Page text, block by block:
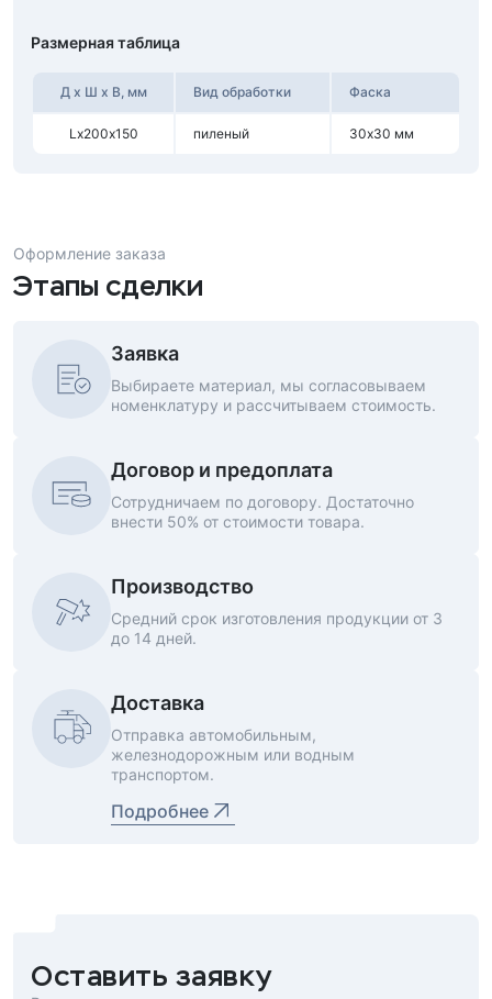
Размерная таблица
Д х Ш х В, мм Вид обработки Фаска
Lх200х150 пиленый 30х30 мм
Оформление заказа
Этапы сделки
Заявка
Выбираете материал, мы согласовываем
номенклатуру и рассчитываем стоимость.
Договор и предоплата
Сотрудничаем по договору. Достаточно
внести 50% от стоимости товара.
Производство
Средний срок изготовления продукции от 3
до 14 дней.
Доставка
Отправка автомобильным,
железнодорожным или водным
транспортом.
Подробнее
Оставить заявку